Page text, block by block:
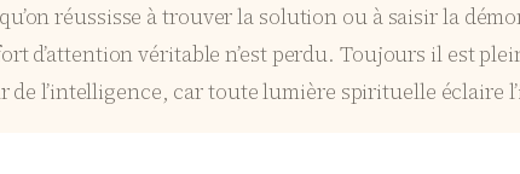
réussisse à trouver la solution ou à saisir la
d’attention véritable n’est perdu. Toujours il est
l’intelligence, car toute lumière spirituelle éclaire